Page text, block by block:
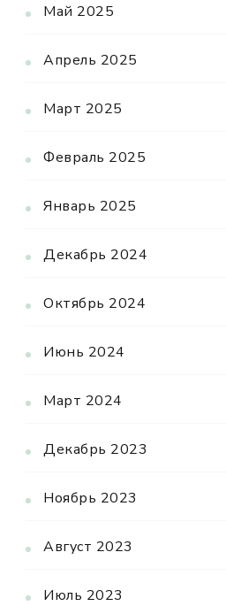
Май 2025
Апрель 2025
Март 2025
Февраль 2025
Январь 2025
Декабрь 2024
Октябрь 2024
Июнь 2024
Март 2024
Декабрь 2023
Ноябрь 2023
Август 2023
Июль 2023